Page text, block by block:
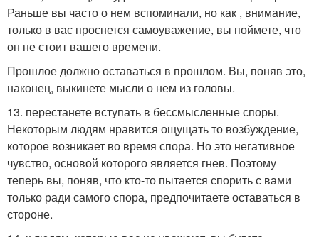
Раньше вы часто о нем вспоминали, но как , внимание,
только в вас проснется самоуважение, вы поймете, что
он не стоит вашего времени.
Прошлое должно оставаться в прошлом. Вы, поняв это,
наконец, выкинете мысли о нем из головы.
13. перестанете вступать в бессмысленные споры.
Некоторым людям нравится ощущать то возбуждение,
которое возникает во время спора. Но это негативное
чувство, основой которого является гнев. Поэтому
теперь вы, поняв, что кто-то пытается спорить с вами
только ради самого спора, предпочитаете оставаться в
стороне.